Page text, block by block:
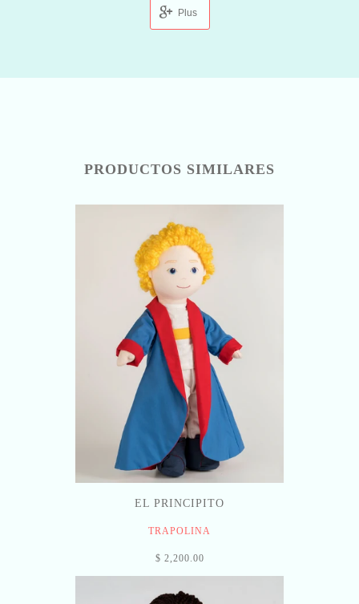
Plus
PRODUCTOS SIMILARES
EL PRINCIPITO
TRAPOLINA
$ 2,200.00